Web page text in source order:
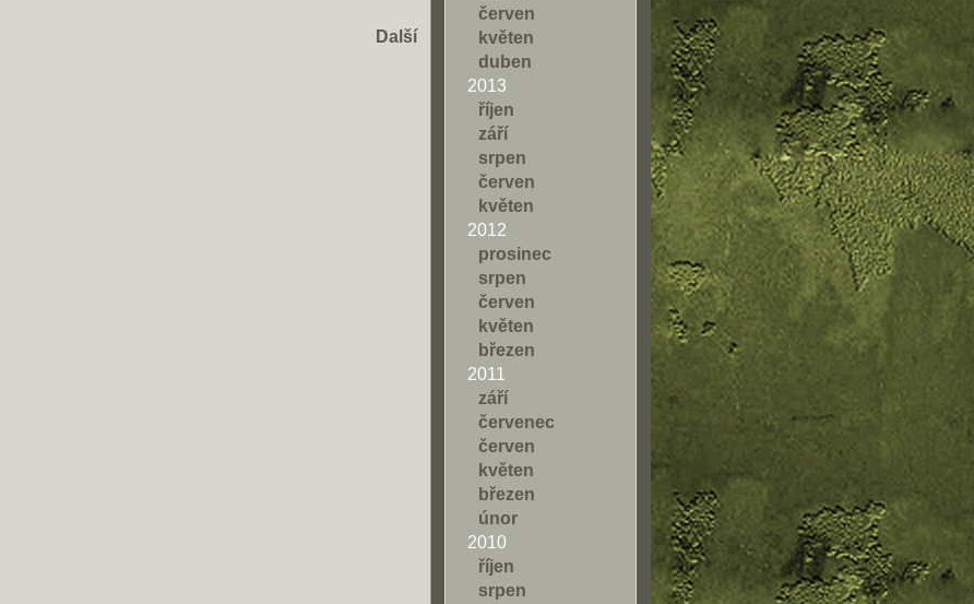
Další
červen
květen
duben
2013
říjen
září
srpen
červen
květen
2012
prosinec
srpen
červen
květen
březen
2011
září
červenec
červen
květen
březen
únor
2010
říjen
srpen